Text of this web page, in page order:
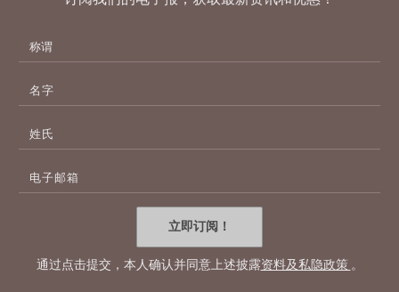
邮
件
地
址
立即订阅！
通过点击提交，本人确认并同意上述披露资料及私隐政策。